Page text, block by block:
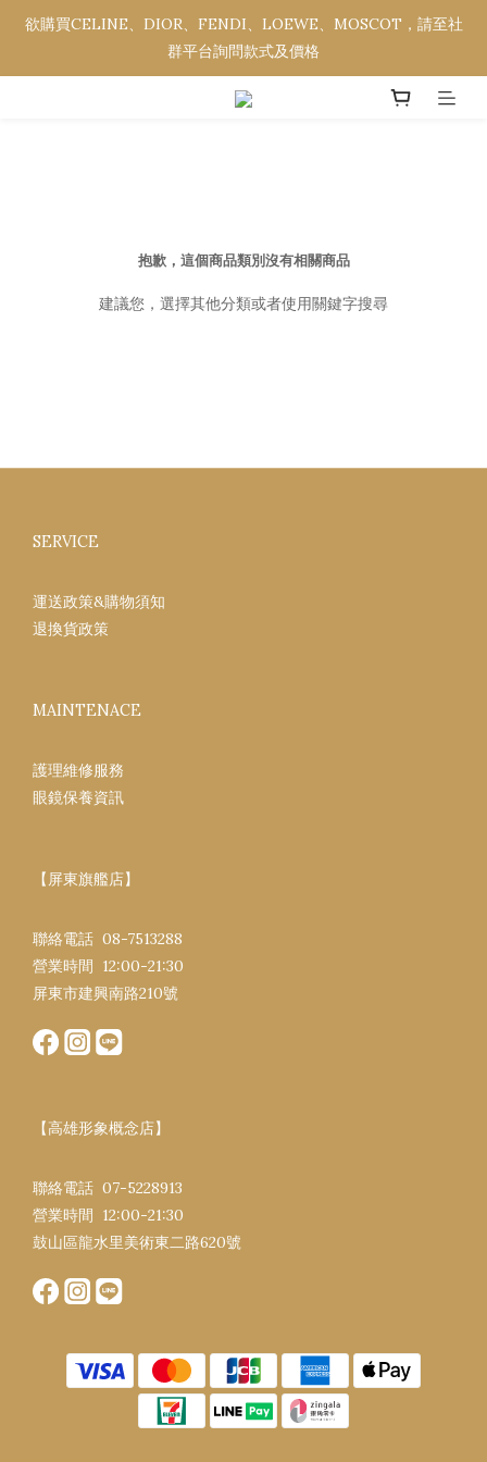
欲購買CELINE、DIOR、FENDI、LOEWE、MOSCOT，請至社
群平台詢問款式及價格
欲購買CELINE、DIOR、FENDI、LOEWE、MOSCOT，請至社
群平台詢問款式及價格
全館消費金額滿NT$3,000，即享免運優惠。
抱歉，這個商品類別沒有相關商品
建議您，選擇其他分類或者使用關鍵字搜尋
SERVICE
運送政策&購物須知
退換貨政策
MAINTENACE
護理維修服務
眼鏡保養資訊
【屏東旗艦店】
聯絡電話 08-7513288
營業時間 12:00-21:30​
屏東市建興南路​210號
【高雄形象概念店】
聯絡電話 07-5228913
營業時間 12:00-21:30​
鼓山區龍水里美術東二路620號